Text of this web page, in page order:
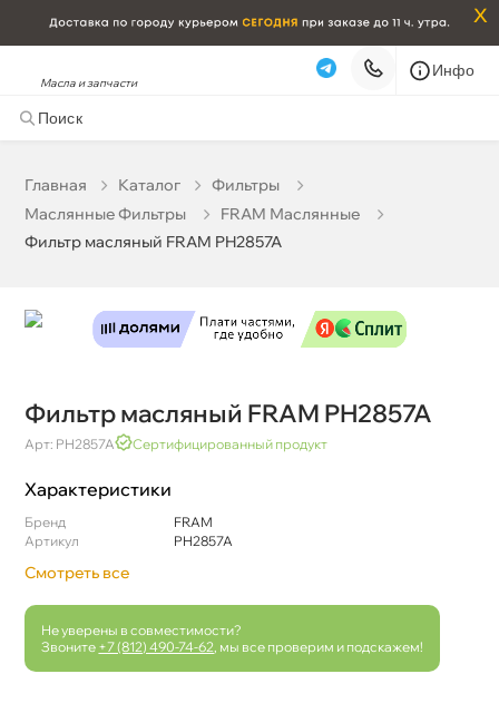
x
Масла и запчасти
Инфо
Главная Катало
Фильтры
Маслянные Фильтры
FRAM Маслянные
Фильтр масляный FRAM PH2857A
Фильтр масляный FRAM PH2857A
Арт: PH2857A Сертифицированный продукт
Характеристики
Бренд
FRAM
Артикул
PH2857A
Смотреть все
Не уверены в совместимости?
Звоните +7 (812) 490-74-62 , мы все проверим и подскажем!
Бесплатная
Самовывоз